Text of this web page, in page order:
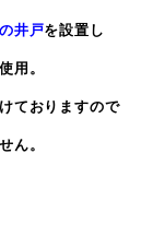
井戸を設置し
用。
ておりますので
ん。